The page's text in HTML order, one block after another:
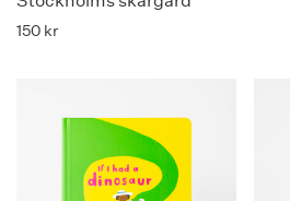
150 kr